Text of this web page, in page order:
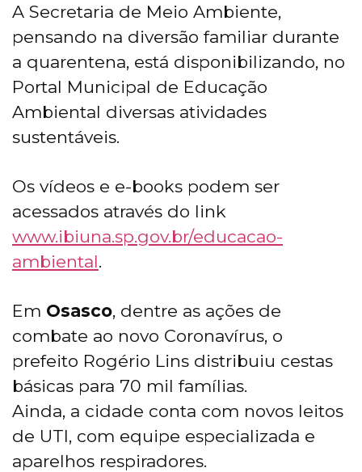
A Secretaria de Meio Ambiente,
pensando na diversão familiar durante
a quarentena, está disponibilizando, no
Portal Municipal de Educação
Ambiental diversas atividades
sustentáveis.
Os vídeos e e-books podem ser
acessados através do link
www.ibiuna.sp.gov.br/educacao-
ambiental.
Em Osasco, dentre as ações de
combate ao novo Coronavírus, o
prefeito Rogério Lins distribuiu cestas
básicas para 70 mil famílias.
Ainda, a cidade conta com novos leitos
de UTI, com equipe especializada e
aparelhos respiradores.